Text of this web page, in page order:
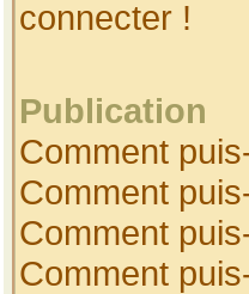
connecter !
Publication
Comment
Comment
Comment
Comment